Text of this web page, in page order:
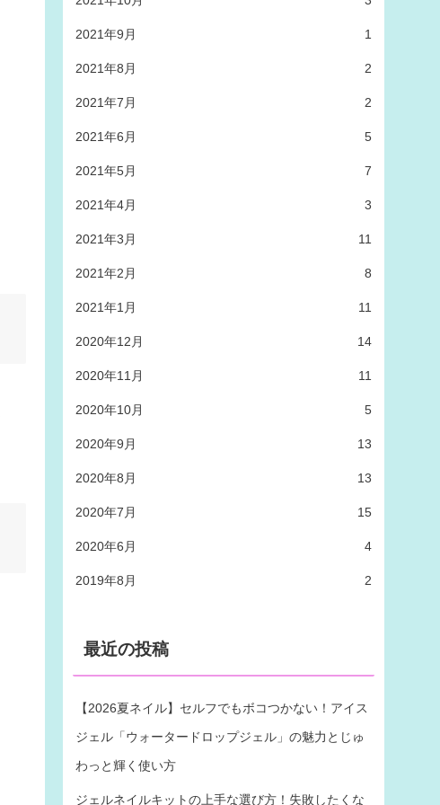
2021年9月 1
2021年8月 2
2021年7月 2
2021年6月 5
2021年5月 7
2021年4月 3
2021年3月 11
2021年2月 8
2021年1月 11
2020年12月 14
2020年11月 11
2020年10月 5
2020年9月 13
2020年8月 13
2020年7月 15
2020年6月 4
2019年8月 2
最近の投稿
【2026夏ネイル】セルフでもボコつかない！アイス
ジェル「ウォータードロップジェル」の魅力とじゅ
わっと輝く使い方
ジェルネイルキットの上手な選び方！失敗したくな